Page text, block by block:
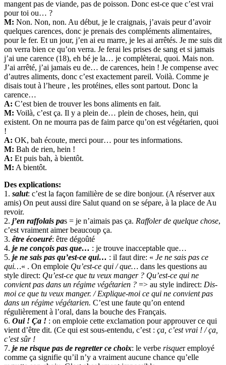
mangent pas de viande, pas de poisson. Donc est-ce que c’est vrai
pour toi ou… ?
M: Non. Non, non. Au début, je le craignais, j’avais peur d’avoir
quelques carences, donc je prenais des compléments alimentaires,
pour le fer. Et un jour, j’en ai eu marre, je les ai arrêtés. Je me suis dit
on verra bien ce qu’on verra. Je ferai les prises de sang et si jamais
j’ai une carence (18), eh bé je la… je complèterai, quoi. Mais non.
J’ai arrêté, j’ai jamais eu de… de carences, hein ! Je compense avec
d’autres aliments, donc c’est exactement pareil. Voilà. Comme je
disais tout à l’heure , les protéines, elles sont partout. Donc la
carence…
A: C’est bien de trouver les bons aliments en fait.
M: Voilà, c’est ça. Il y a plein de… plein de choses, hein, qui
existent. On ne mourra pas de faim parce qu’on est végétarien, quoi
!
A: OK, bah écoute, merci pour… pour tes informations.
M: Bah de rien, hein !
A: Et puis bah, à bientôt.
M: A bientôt.
Des explications:
1. salut: c’est la façon familière de se dire bonjour. (A réserver aux
amis) On peut aussi dire Salut quand on se sépare, à la place de Au
revoir.
2. j’en raffolais pas = je n’aimais pas ça. Raffoler de quelque chose,
c’est vraiment aimer beaucoup ça.
3. être écoeuré: être dégoûté
4. je ne conçois pas que… : je trouve inacceptable que…
5. je ne sais pas qu’est-ce qui… : il faut dire: « Je ne sais pas ce
qui…« . On emploie Qu’est-ce qui / que… dans les questions au
style direct: Qu’est-ce que tu veux manger ? Qu’est-ce qui ne
convient pas dans un régime végétarien ? => au style indirect: Dis-
moi ce que tu veux manger. / Explique-moi ce qui ne convient pas
dans un régime végétarien. C’est une faute qu’on entend
régulièrement à l’oral, dans la bouche des Français.
6. Oui ! Ça ! : on emploie cette exclamation pour approuver ce qui
vient d’être dit. (Ce qui est sous-entendu, c’est : ça, c’est vrai ! / ça,
c’est sûr !
7. je ne risque pas de regretter ce choix: le verbe risquer employé
comme ça signifie qu’il n’y a vraiment aucune chance qu’elle